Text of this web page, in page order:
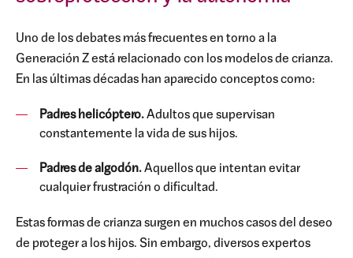
Uno de los debates más frecuentes en torno a la
Generación Z está relacionado con los modelos de crianza.
En las últimas décadas han aparecido conceptos como:
Padres helicóptero.Adultos que supervisan
constantemente la vida de sus hijos.
Padres de algodón.Aquellos que intentan evitar
cualquier frustración o dificultad.
Estas formas de crianza surgen en muchos casos del deseo
de proteger a los hijos. Sin embargo, diversos expertos